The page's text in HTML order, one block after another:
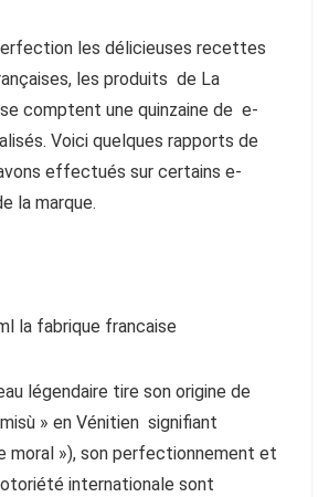
les délicieuses recettes
les produits de La
comptent une quinzaine de e-
Voici quelques rapports de
effectués sur certains e-
la marque.
légendaire tire son origine de
» en Vénitien signifiant
moral »), son perfectionnement et
internationale sont